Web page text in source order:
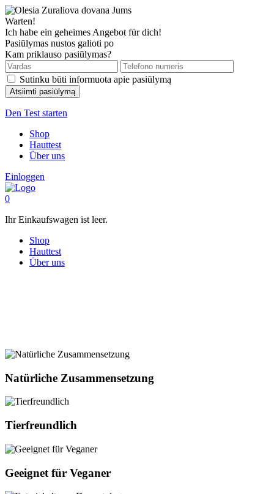
Warten!
Ich habe ein geheimes Angebot für dich!
Pasiūlymas nustos galioti po
Kam priklauso pasiūlymas?
Sutinku būti informuota apie pasiūlymą
Den Test starten
Shop
Hauttest
Über uns
Einloggen
0
Ihr Einkaufswagen ist leer.
Shop
Hauttest
Über uns
Natürliche Zusammensetzung
Tierfreundlich
Geeignet für Veganer